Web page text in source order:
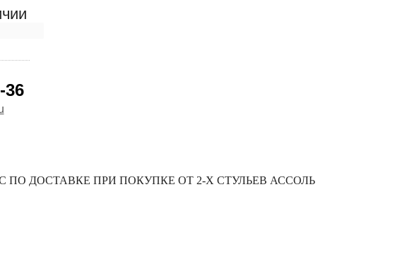
36
ПО ДОСТАВКЕ ПРИ ПОКУПКЕ ОТ 2-Х СТУЛЬЕВ АССОЛЬ